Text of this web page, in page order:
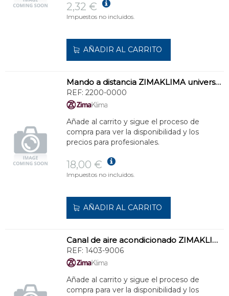
2,32 €
Impuestos no incluidos.
AÑADIR AL CARRITO
Mando a distancia ZIMAKLIMA universal para aire acondicionado
REF: 2200-0000
Añade al carrito y sigue el proceso de
compra para ver la disponibilidad y los
precios para profesionales.
18,00 €
Impuestos no incluidos.
AÑADIR AL CARRITO
Canal de aire acondicionado ZIMAKLIMA 1403-9006 ancha para sistemas split
REF: 1403-9006
Añade al carrito y sigue el proceso de
compra para ver la disponibilidad y los